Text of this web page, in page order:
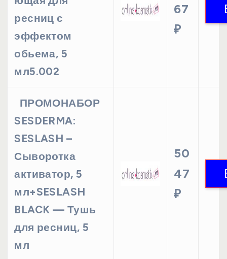
ресниц с
эффектом
обьема, 5
мл5.002
67
₽
ПРОМОНАБОР
SESDERMA:
SESLASH –
Сыворотка
активатор, 5
мл+SESLASH
BLACK — Тушь
для ресниц, 5
мл
50
47
₽